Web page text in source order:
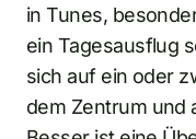
in Tunes,
ein Tagesausflug
sich auf ein oder
dem Zentrum und